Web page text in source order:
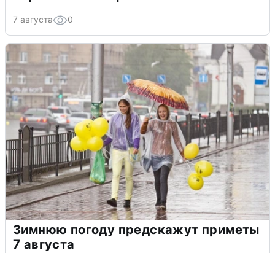
7 августа 0
Зимнюю погоду предскажут приметы
7 августа